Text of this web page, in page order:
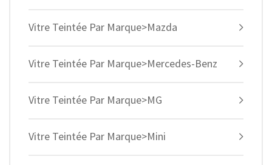
Vitre Teintée Par Marque>Mazda
Vitre Teintée Par Marque>Mercedes-Benz
Vitre Teintée Par Marque>MG
Vitre Teintée Par Marque>Mini